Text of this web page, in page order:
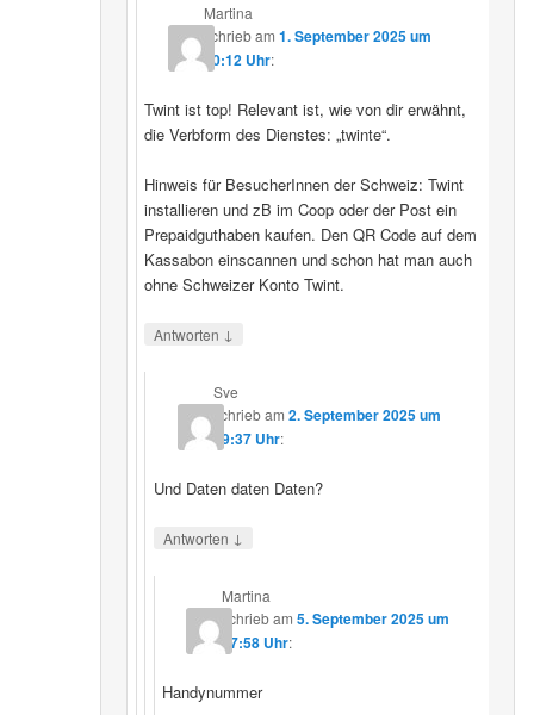
Martina
schriebam1. September 2025 um
20:12 Uhr:
Twint ist top! Relevant ist, wie von dir erwähnt,
die Verbform des Dienstes: „twinte“.
Hinweis für BesucherInnen der Schweiz: Twint
installieren und zB im Coop oder der Post ein
Prepaidguthaben kaufen. Den QR Code auf dem
Kassabon einscannen und schon hat man auch
ohne Schweizer Konto Twint.
Antworten ↓
Sve
schriebam 2. September 2025 um
19:37 Uhr:
Und Daten daten Daten?
Antworten ↓
Martina
schriebam5. September 2025 um
17:58 Uhr:
Handynummer